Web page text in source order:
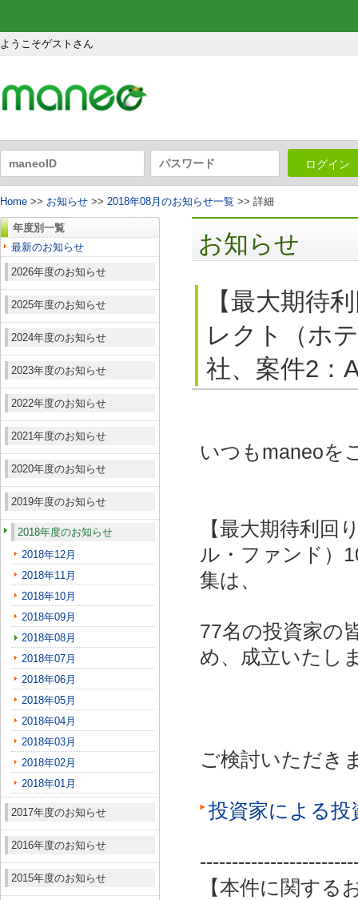
ようこそゲストさん
ログイン
Home >> お知らせ >> 2018年08月のお知らせ一覧 >> 詳細
年度別一覧
最新のお知らせ
2026年度のお知らせ
2025年度のお知らせ
2024年度のお知らせ
2023年度のお知らせ
2022年度のお知らせ
2021年度のお知らせ
2020年度のお知らせ
2019年度のお知らせ
2018年度のお知らせ
2018年12月
2018年11月
2018年10月
2018年09月
2018年08月
2018年07月
2018年06月
2018年05月
2018年04月
2018年03月
2018年02月
2018年01月
2017年度のお知らせ
2016年度のお知らせ
2015年度のお知らせ
お知らせ
【最大期待
レクト（ホ
社、案件2：
いつもmaneoを
【最大期待利回
ル・ファンド）
集は、
77名の投資家の
め、成立いたし
ご検討いただき
投資家による
【本件に関する